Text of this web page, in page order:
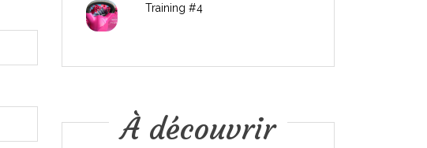
Training #4
À découvrir